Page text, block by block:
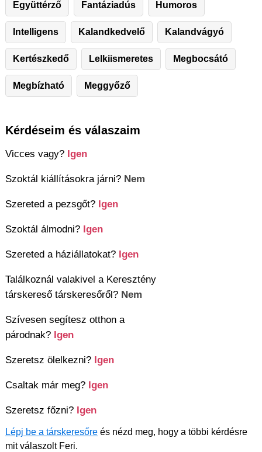
Együttérző Fantáziadús Humoros
Intelligens Kalandkedvelő Kalandvágyó
Kertészkedő Lelkiismeretes Megbocsátó
Megbízható Meggyőző
Kérdéseim és válaszaim
Vicces vagy? Igen
Szoktál kiállításokra járni? Nem
Szereted a pezsgőt? Igen
Szoktál álmodni? Igen
Szereted a háziállatokat? Igen
Találkoznál valakivel a Keresztény
társkereső társkeresőről? Nem
Szívesen segítesz otthon a
párodnak? Igen
Szeretsz ölelkezni? Igen
Csaltak már meg? Igen
Szeretsz főzni? Igen
Lépj be a társkeresőre és nézd meg, hogy a többi kérdésre
mit válaszolt Feri.